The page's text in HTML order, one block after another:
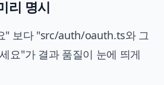
리 명시
" 보다 "src/auth/oauth.ts와 그
요"가 결과 품질이 눈에 띄게